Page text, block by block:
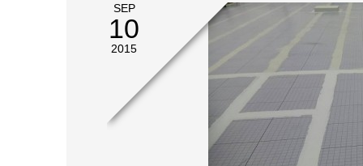
SEP
10
2015